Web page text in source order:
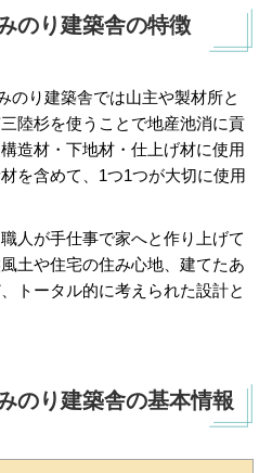
のり建築舎の特徴
のり建築舎では山主や製材所と
陸杉を使うことで地産池消に貢
造材・下地材・仕上げ材に使用
を含めて、1つ1つが大切に使用
人が手仕事で家へと作り上げて
土や住宅の住み心地、建てたあ
トータル的に考えられた設計と
のり建築舎の基本情報